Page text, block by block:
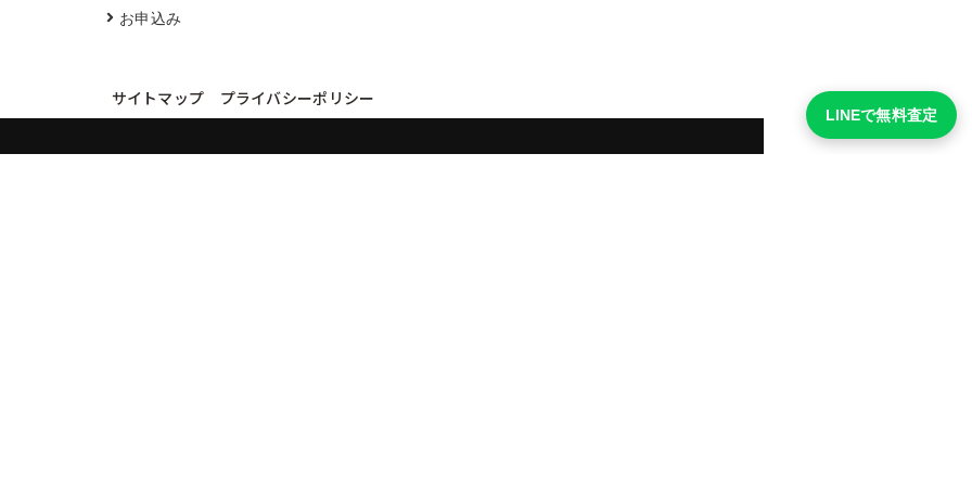
お申込み
サイトマップ プライバシーポリシー
LINEで無料査定